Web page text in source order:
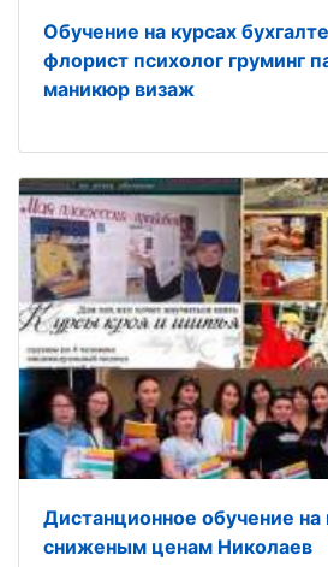
Обучение на курсах
флорист психолог груминг
маникюр визаж
Дистанционное обучение на
сниженым ценам Николаев